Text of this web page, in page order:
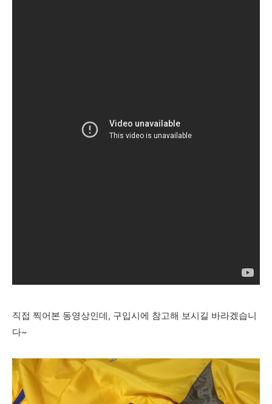
직접 찍어본 동영상인데, 구입시에 참고해 보시길 바라겠습니
다~